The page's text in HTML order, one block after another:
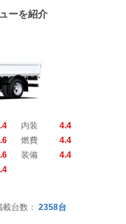
ーを紹介
内装
4.4
燃費
4.4
装備
4.4
台数： 2358台